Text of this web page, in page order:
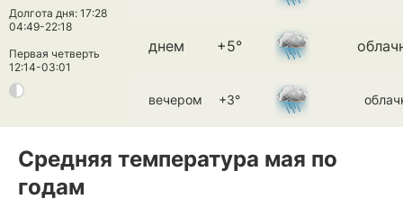
Долгота дня: 17:28
04:49-22:18
Первая четверть
12:14-03:01
днем +5°
вечером +3°
Средняя температура мая по
годам